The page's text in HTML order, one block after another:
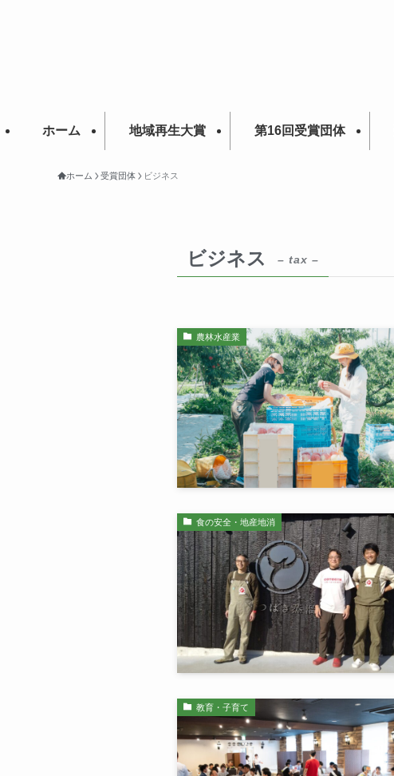
ホーム 地域再生大賞 第16回受賞団体
ホーム 受賞団体 ビジネス
ビジネス – tax –
農林水産業
食の安全・地産地消
教育・子育て